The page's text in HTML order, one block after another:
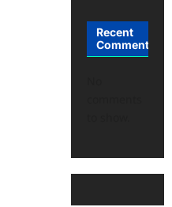
Recent
Comments